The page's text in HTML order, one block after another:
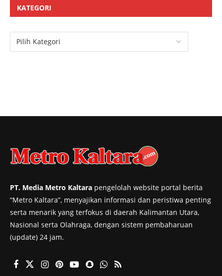
KATEGORI
PT. Media Metro Kaltara pengelolah website portal berita
“Metro Kaltara”, menyajikan informasi dan peristiwa penting
serta menarik yang terfokus di daerah Kalimantan Utara,
Nasional serta Olahraga, dengan sistem pembaharuan
(update) 24 jam.